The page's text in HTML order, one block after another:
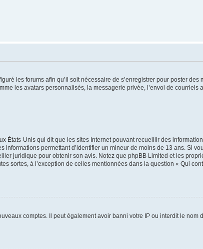
les forums afin qu’il soit nécessaire de s’enregistrer pour poster
les avatars personnalisés, la messagerie privée, l’envoi de courriels
États-Unis qui dit que les sites Internet pouvant recueillir des
permettant d’identifier un mineur de moins de 13 ans. Si
juridique pour obtenir son avis. Notez que phpBB Limited et les
sortes, à l’exception de celles mentionnées dans la question « Qui
comptes. Il peut également avoir banni votre IP ou interdit le nom